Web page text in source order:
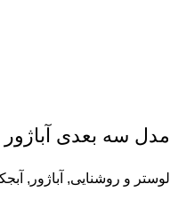
مدل سه بعدی آباژور
لوستر و روشنایی, آباژور ,